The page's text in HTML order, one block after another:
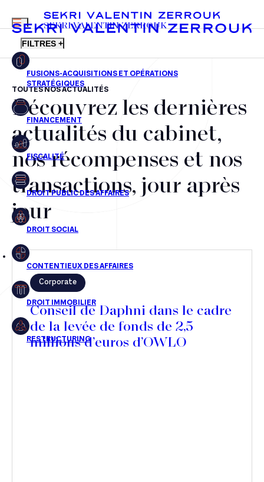
FR EN
MENU
SEKRI VALENTIN ZERROUK
FILTRES +
Fusions-acquisitions et opérations stratégiques
Financement
Fiscalité
Droit public des affaires
Droit social
Droit immobilier
Restructuring
Article
TOUTES NOS ACTUALITÉS
Découvrez les dernières
actualités du cabinet,
nos récompenses et nos
transactions, jour après
jour
Corporate
Conseil de Daphni dans le cadre
de la levée de fonds de 2,5
millions d’euros d’OWLO